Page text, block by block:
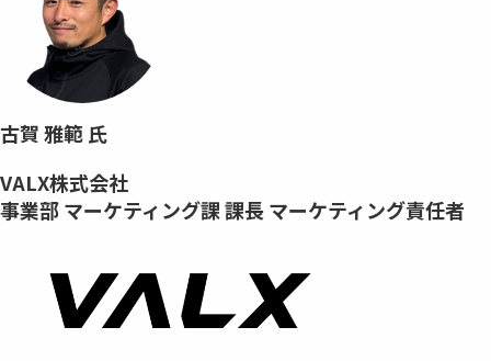
古賀 雅範 氏
VALX株式会社
事業部 マーケティング課 課長 マーケティング責任者